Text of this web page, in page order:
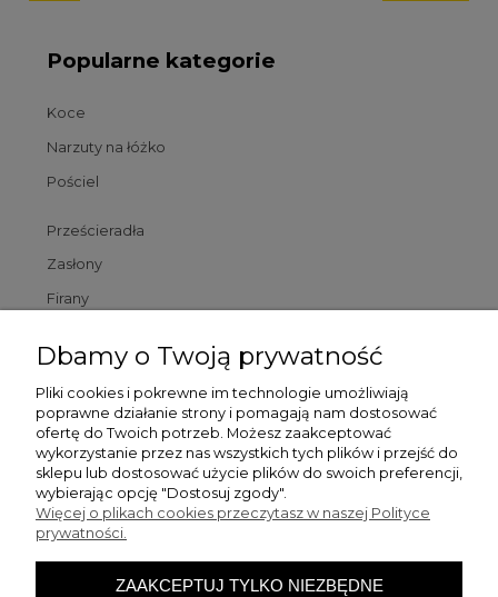
Popularne kategorie
Koce
Narzuty na łóżko
Pościel
Prześcieradła
Zasłony
Firany
Poszewki
Dywaniki łazienkowe
Pomoc
Moje konto
Dbamy o Twoją prywatność
Pliki cookies i pokrewne im technologie umożliwiają
poprawne działanie strony i pomagają nam dostosować
ofertę do Twoich potrzeb. Możesz zaakceptować
wykorzystanie przez nas wszystkich tych plików i przejść do
sklepu lub dostosować użycie plików do swoich preferencji,
wybierając opcję "Dostosuj zgody".
Więcej o plikach cookies przeczytasz w naszej Polityce
prywatności.
ZAAKCEPTUJ TYLKO NIEZBĘDNE